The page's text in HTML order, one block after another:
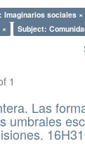
Imaginarios sociales ×
Subject:
1
Las
umbrales